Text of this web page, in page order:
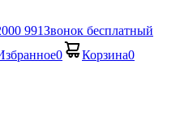
991Звонок бесплатный
0 Корзина0